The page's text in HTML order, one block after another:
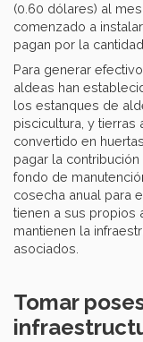
(0.60 dólares) al
comenzado a
pagan por la
Para generar
aldeas han
los estanques de
piscicultura, y tierras
convertido en
pagar la
fondo de
cosecha anual para
tienen a sus propios
mantienen la
asociados.
Tomar